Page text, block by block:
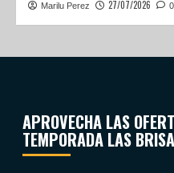
Marilu Perez 27/07/2026 0
APROVECHA LAS
TEMPORADA LAS